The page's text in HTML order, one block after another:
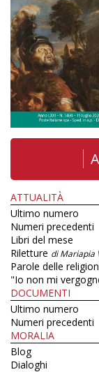
ATTUALITÀ
Ultimo numero
Numeri precedenti
Libri del mese
Riletture di Mariapia
Parole delle
"Io non mi
DOCUMENTI
Ultimo numero
Numeri precedenti
MORALIA
Blog
Dialoghi